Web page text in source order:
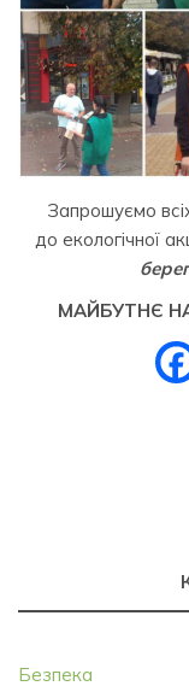
Запрошуємо
до екологічної
МАЙБУТНЄ
Безпека